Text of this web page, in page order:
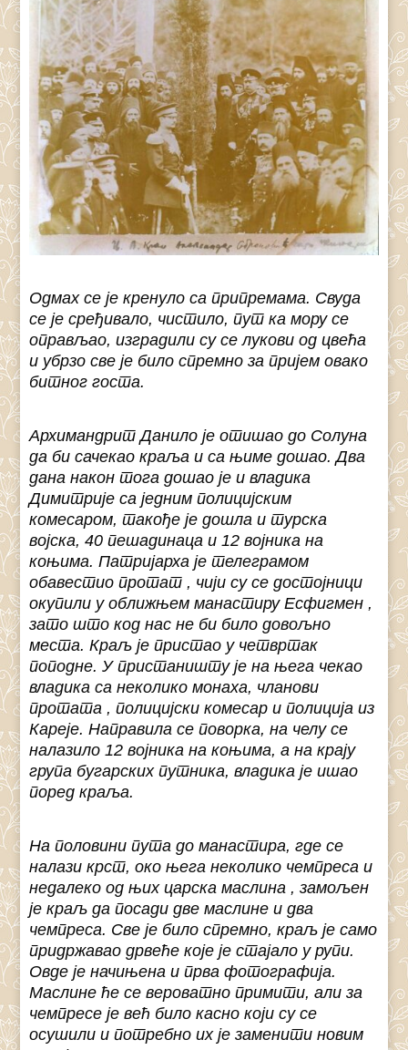
Одмах се је кренуло са припремама. Свуда
се је сређивало, чистило, пут ка мору се
оправљао, изградили су се лукови од цвећа
и убрзо све је било спремно за пријем овако
битног госта.
Архимандрит Данило је отишао до Солуна
да би сачекао краља и са њиме дошао. Два
дана након тога дошао је и владика
Димитрије са једним полицијским
комесаром, такође је дошла и турска
војска, 40 пешадинаца и 12 војника на
коњима. Патријарха је телеграмом
обавестио протат , чији су се достојници
окупили у оближњем манастиру Есфигмен ,
зато што код нас не би било довољно
места. Краљ је пристао у четвртак
поподне. У пристаништу је на њега чекао
владика са неколико монаха, чланови
протата , полицијски комесар и полиција из
Кареје. Направила се поворка, на челу се
налазило 12 војника на коњима, а на крају
група бугарских путника, владика је ишао
поред краља.
На половини пута до манастира, где се
налази крст, око њега неколико чемпреса и
недалеко од њих царска маслина , замољен
је краљ да посади две маслине и два
чемпреса. Све је било спремно, краљ је само
придржавао дрвеће које је стајало у рупи.
Овде је начињена и прва фотографија.
Маслине ће се вероватно примити, али за
чемпресе је већ било касно који су се
осушили и потребно их је заменити новим